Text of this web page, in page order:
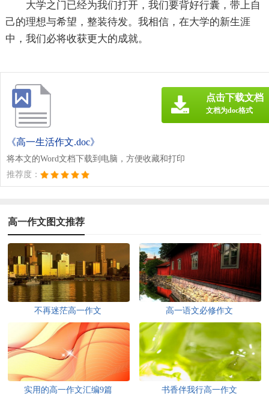
大学之门已经为我们打开，我们要背好行囊，带上自
己的理想与希望，整装待发。我相信，在大学的新生涯
中，我们必将收获更大的成就。
《高一生活作文.doc》
将本文的Word文档下载到电脑，方便收藏和打印
推荐度：
点击下载文档
文档为doc格式
高一作文图文推荐
不再迷茫高一作文 高一语文必修作文
实用的高一作文汇编9篇 书香伴我行高一作文